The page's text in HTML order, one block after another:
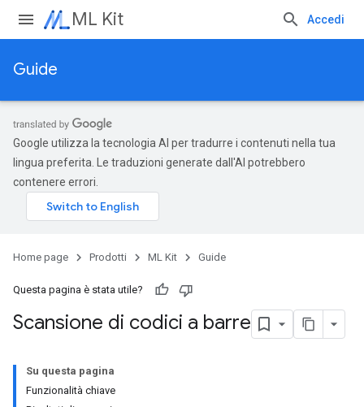
ML Kit Accedi
Guide
Google utilizza la tecnologia AI per tradurre i contenuti nella tua
lingua preferita. Le traduzioni generate dall'AI potrebbero
contenere errori.
Home page Prodotti ML Kit Guide
Questa pagina è stata utile?
Scansione di codici a barre
Su questa pagina
Funzionalità chiave